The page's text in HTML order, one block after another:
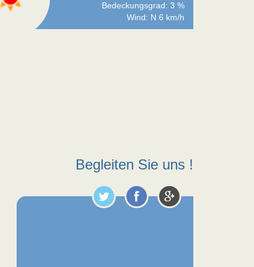
Bedeckungsgrad: 3 %
Wind: N 6 km/h
Begleiten Sie uns !